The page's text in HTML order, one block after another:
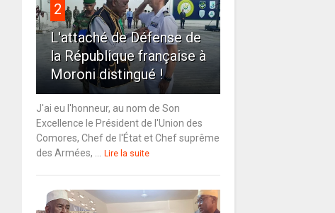
2
L'attaché de Défense de
la République française à
Moroni distingué !
J'ai eu l'honneur, au nom de Son
Excellence le Président de l'Union des
Comores, Chef de l'État et Chef suprême
des Armées, ...
Lire la suite